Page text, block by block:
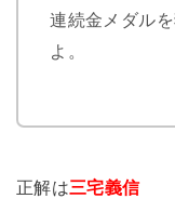
連続金メダル
よ。
正解は三宅義信